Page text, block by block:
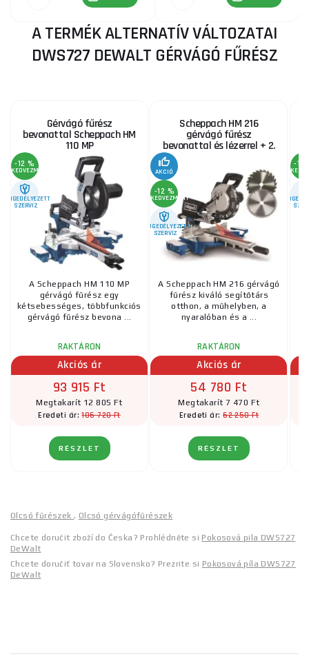
A TERMÉK ALTERNATÍV VÁLTOZATAI
DWS727 DEWALT GÉRVÁGÓ FŰRÉSZ
Gérvágó fűrész
bevonattal Scheppach HM
110 MP
-12 %
KEDVEZMÉNY
ENGEDÉLYEZETT
SZERVIZ
A Scheppach HM 110 MP
gérvágó fűrész egy
kétsebességes, többfunkciós
gérvágó fűrész bevona ...
RAKTÁRON
Akciós ár
93 915 Ft
Megtakarít 12 805 Ft
Eredeti ár:106 720 Ft
RÉSZLET
Scheppach HM 216
gérvágó fűrész
bevonattal és lézerrel + 2.
AKCIÓ
-12 %
KEDVEZMÉNY
ENGEDÉLYEZETT
SZERVIZ
A Scheppach HM 216 gérvágó
fűrész kiváló segítőtárs
otthon, a műhelyben, a
nyaralóban és a ...
RAKTÁRON
Akciós ár
54 780 Ft
Megtakarít 7 470 Ft
Eredeti ár:62 250 Ft
RÉSZLET
-12
Olcsó fűrészek, Olcsó gérvágófűrészek
Chcete doručit zboží do Česka? Prohlédněte si Pokosová pila DWS727
DeWalt
Chcete doručiť tovar na Slovensko? Prezrite si Pokosová píla DWS727
DeWalt